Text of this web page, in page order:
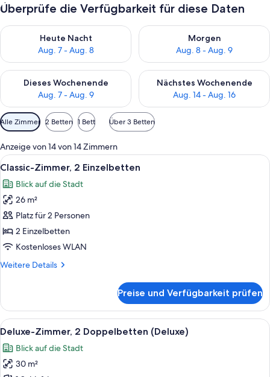
Überprüfe die Verfügbarkeit für diese Daten
Heute Nacht
Aug. 7 - Aug. 8
Überprüfe die Verfügbarkeit für heute Nacht, Aug. 7 - Aug. 8.
Morgen
Aug. 8 - Aug. 9
Überprüfe die Verfügbarkeit
Dieses Wochenende
Aug. 7 - Aug. 9
Überprüfe die Verfügbarkeit für dieses Wochenende, Aug. 7
Nächstes Wochenende
Aug. 14 - Aug. 16
Überprüfe die Verfügbarkeit
Verfügbare
Filter
für
Zimmer
Alle Zimmer 2 Betten 1 Bett Über 3 Betten
Anzeige von 14 von 14 Zimmern
Alle
Fotos
für
Classic-
Zimmer,
2 Einzelbetten
anzeigen
Ein Hotelzimmer mit zwei Betten,
6
Classic-Zimmer, 2 Einzelbetten
Blick auf die Stadt
26 m²
Platz für 2 Personen
2 Einzelbetten
Kostenloses WLAN
Weitere Details
Weitere
Zimmer,
2 Einzelbetten
Preise und Verfügbarkeit prüfen
Alle
Fotos
für
Deluxe-
Ein Hotelzimmer mit drei Betten,
7
Deluxe-Zimmer, 2 Doppelbetten (Deluxe)
Blick auf die Stadt
30 m²